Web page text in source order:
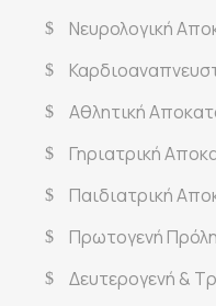
Νευρολογική
Αθλητική
Γηριατρική
Παιδιατρική
Πρωτογενή
Δευτερογενή &